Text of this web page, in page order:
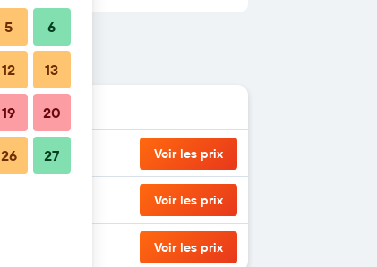
Voir les prix
Voir les prix
Voir les prix
5 6
12 13
19 20
26 27